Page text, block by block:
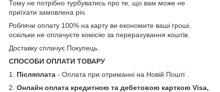
Тому не потрібно турбуватись про те, що вам може не
приїхати замовлена річ.
Роблячи оплату 100% на карту ви економите ваші гроші,
оскільки не оплачуєте комісію за перерахування коштів.
Доставку сплачує Покупець.
СПОСОБИ ОПЛАТИ ТОВАРУ
1. Післяплата - Оплата при отриманні на Новій Пошті .
2. Онлайн оплата кредитною та дебетовою карткою Visa,